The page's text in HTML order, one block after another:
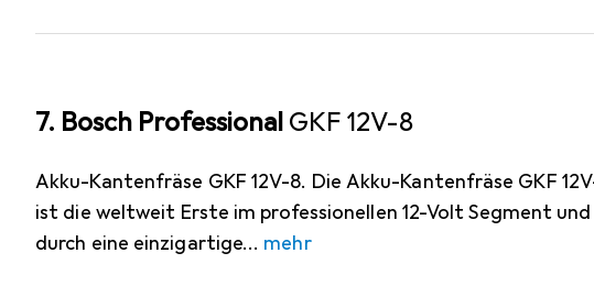
7. Bosch Professional GKF 12V-8
Akku-Kantenfräse GKF 12V-8. Die Akku-Kantenfräse GKF
ist die weltweit Erste im professionellen 12-Volt Segment
durch eine einzigartige
mehr